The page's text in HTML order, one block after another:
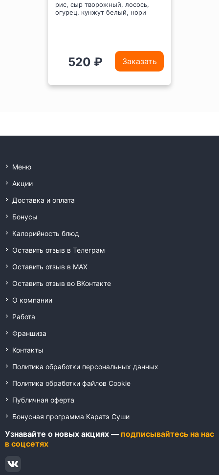
рис, сыр творожный, лосось,
огурец, кунжут белый, нори
520 ₽ Заказать
Меню
Акции
Доставка и оплата
Бонусы
Калорийность блюд
Оставить отзыв в Телеграм
Оставить отзыв в MAX
Оставить отзыв во ВКонтакте
О компании
Работа
Франшиза
Контакты
Политика обработки персональных данных
Политика обработки файлов Cookie
Публичная оферта
Бонусная программа Каратэ Суши
Узнавайте о новых акциях — подписывайтесь на нас
в соцсетях